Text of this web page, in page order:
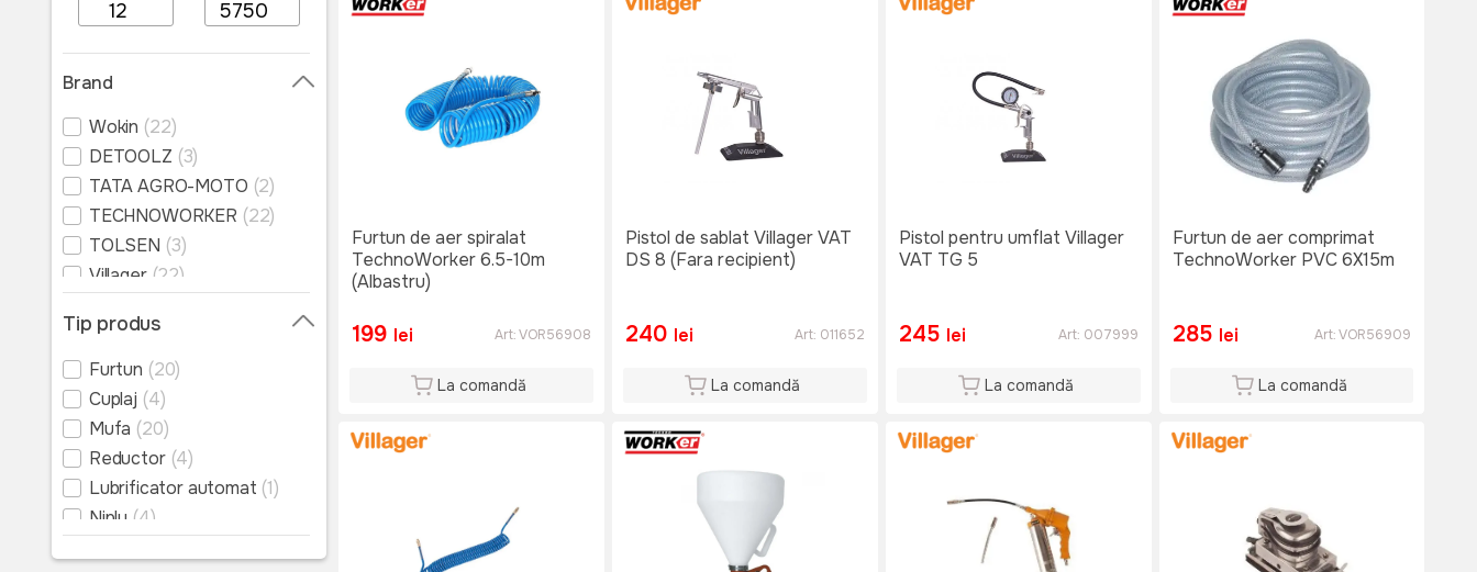
Brand
Wokin (22)
DETOOLZ (3)
TATA AGRO-MOTO (2)
TECHNOWORKER (22)
TOLSEN (3)
Villager (22)
YATO (27)
HECHT (2)
Tip produs
Furtun (20)
Cuplaj (4)
Mufa (20)
Reductor (4)
Lubrificator automat (1)
Niplu (4)
Furtun de aer spiralat
TechnoWorker 6.5-10m
(Albastru)
199 lei Art:VOR56908
La comandă
Pistol de sablat Villager VAT
DS 8 (Fara recipient)
240 lei Art: 011652
La comandă
Pistol pentru umflat Villager
VAT TG 5
245 lei Art: 007999
La comandă
Furtun de aer comprimat
TechnoWorker PVC 6X15m
285 lei Art:VOR56909
La comandă